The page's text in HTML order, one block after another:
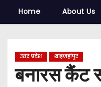
Home About Us
उत्तर प्रदेश शाहजहांपुर
बनारस कैंट